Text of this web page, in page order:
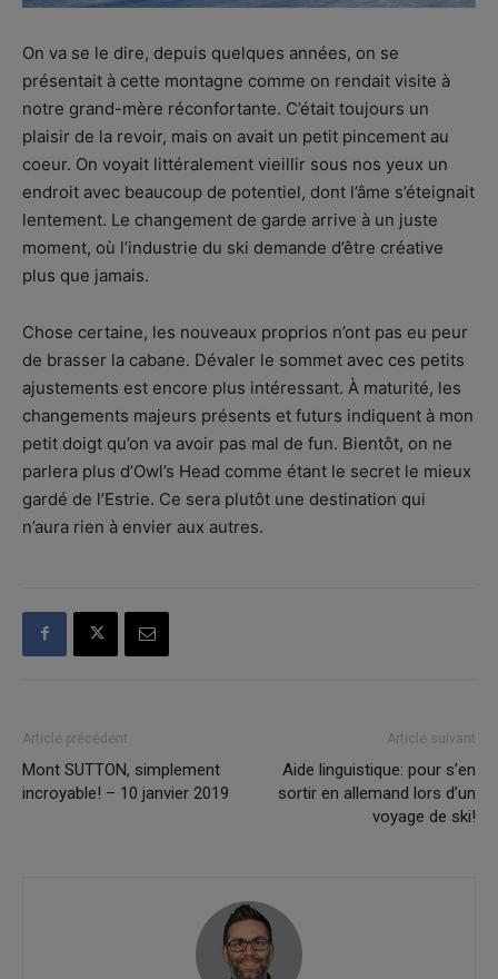
On va se le dire, depuis quelques années, on se
présentait à cette montagne comme on rendait visite à
notre grand-mère réconfortante. C’était toujours un
plaisir de la revoir, mais on avait un petit pincement au
coeur. On voyait littéralement vieillir sous nos yeux un
endroit avec beaucoup de potentiel, dont l’âme s’éteignait
lentement. Le changement de garde arrive à un juste
moment, où l’industrie du ski demande d’être créative
plus que jamais.
Chose certaine, les nouveaux proprios n’ont pas eu peur
de brasser la cabane. Dévaler le sommet avec ces petits
ajustements est encore plus intéressant. À maturité, les
changements majeurs présents et futurs indiquent à mon
petit doigt qu’on va avoir pas mal de fun. Bientôt, on ne
parlera plus d’Owl’s Head comme étant le secret le mieux
gardé de l’Estrie. Ce sera plutôt une destination qui
n’aura rien à envier aux autres.
Article précédent
Mont SUTTON, simplement
incroyable! – 10 janvier 2019
Article suivant
Aide linguistique: pour s’en
sortir en allemand lors d’un
voyage de ski!